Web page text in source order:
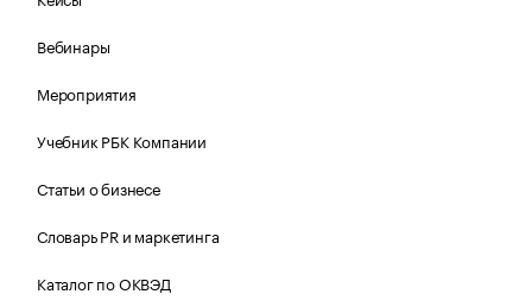
Вебинары
Мероприятия
Учебник РБК Компании
Статьи о бизнесе
Словарь PR и маркетинга
Каталог по ОКВЭД